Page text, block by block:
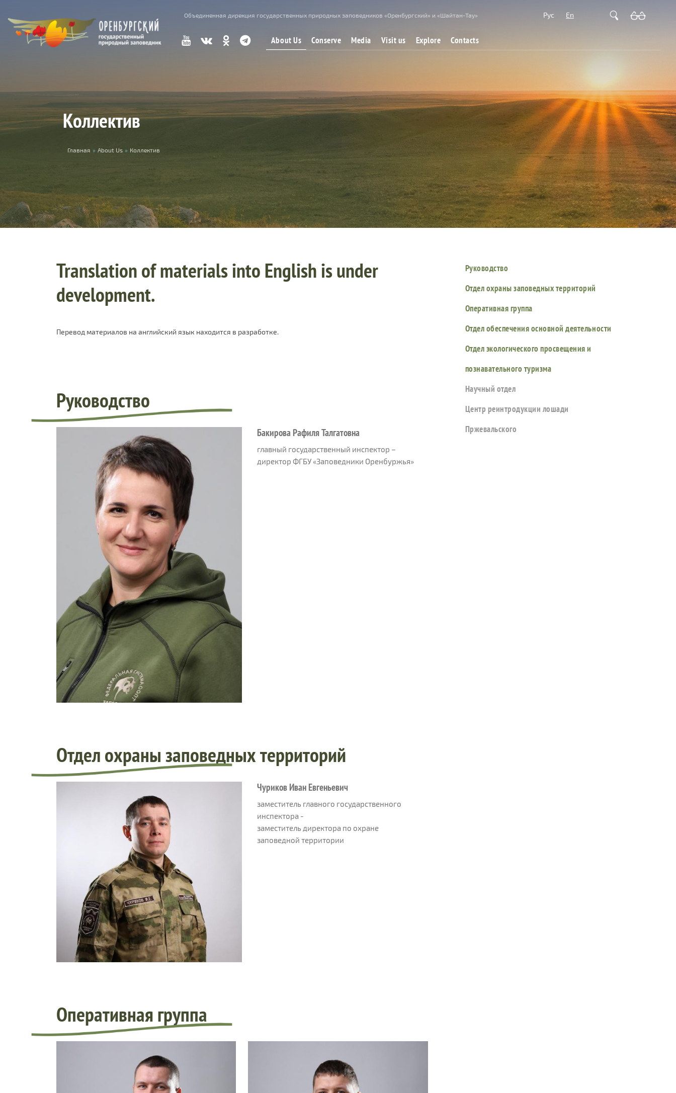
Объединенная дирекция государственных природных заповедников «Оренбургский» и «Шайтан-Тау» Рус En
About Us Conserve Media Visit us Explore Contacts
Коллектив
You are here
Главная » About Us » Коллектив
Translation of materials into English is under
development.
Перевод материалов на английский язык находится в разработке.
Руководство
Бакирова Рафиля Талгатовна
главный государственный инспектор –
директор ФГБУ «Заповедники Оренбуржья»
Отдел охраны заповедных территорий
Чуриков Иван Евгеньевич
заместитель главного государственного
инспектора -
заместитель директора по охране
заповедной территории
Оперативная группа
Руководство
Отдел охраны заповедных территорий
Оперативная группа
Отдел обеспечения основной деятельности
Отдел экологического просвещения и
познавательного туризма
Научный отдел
Центр реинтродукции лошади
Пржевальского